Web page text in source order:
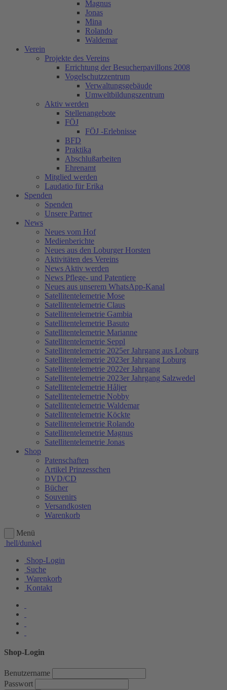
Magnus
Jonas
Mina
Rolando
Waldemar
Verein
Projekte des Vereins
Errichtung der Besucherpavillons 2008
Vogelschutzzentrum
Verwaltungsgebäude
Umweltbildungszentrum
Aktiv werden
Stellenangebote
FÖJ
FÖJ -Erlebnisse
BFD
Praktika
Abschlußarbeiten
Ehrenamt
Mitglied werden
Laudatio für Erika
Spenden
Spenden
Unsere Partner
News
Neues vom Hof
Medienberichte
Neues aus den Loburger Horsten
Aktivitäten des Vereins
News Aktiv werden
News Pflege- und Patentiere
Neues aus unserem WhatsApp-Kanal
Satellitentelemetrie Mose
Satellitentelemetrie Claus
Satellitentelemetrie Gambia
Satellitentelemetrie Basuto
Satellitentelemetrie Marianne
Satellitentelemetrie Seppl
Satellitentelemetrie 2025er Jahrgang aus Loburg
Satellitentelemetrie 2023er Jahrgang Loburg
Satellitentelemetrie 2022er Jahrgang
Satellitentelemetrie 2023er Jahrgang Salzwedel
Satellitentelemetrie Håljer
Satellitentelemetrie Nobby
Satellitentelemetrie Waldemar
Satellitentelemetrie Köckte
Satellitentelemetrie Rolando
Satellitentelemetrie Magnus
Satellitentelemetrie Jonas
Shop
Patenschaften
Artikel Prinzesschen
DVD/CD
Bücher
Souvenirs
Versandkosten
Warenkorb
Menü
hell/dunkel
Shop-Login
Suche
Warenkorb
Kontakt
Shop-Login
Benutzername
Passwort